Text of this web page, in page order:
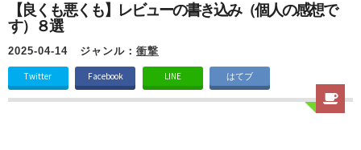
【良くも悪くも】レビューの書き込み（個人の感想で
す）８選
2025-04-14 ジャンル： 衝撃
Twitter Facebook LINE はてブ